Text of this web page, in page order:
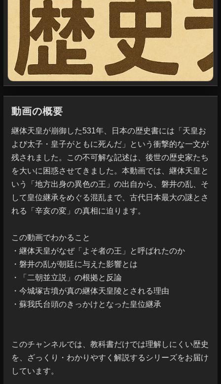
動画の概要
継体天皇が崩御した531年、日本の歴史書には「天皇お
よび太子・皇子がともに死んだ」という衝撃的な一文が
残されました。この不可解な記述は、後世の歴史家たち
を大いに困惑させてきました。本動画では、継体天皇と
いう「地方出身の異色の王」の出自から、磐井の乱、そ
して皇位継承をめぐる混乱まで、古代日本最大の謎とさ
れる「辛亥の変」の真相に迫ります。
この動画でわかること
・継体天皇がなぜ「よそ者の王」と呼ばれたのか
・磐井の乱が朝廷に与えた影響とは
・「二朝並立説」の根拠と反論
・今城塚古墳が真の継体天皇陵とされる理由
・蘇我氏台頭のきっかけとなった皇位継承
このチャンネルでは、教科書だけでは理解しにくい歴史
を、ざっくり・わかりやすく解説するシリーズをお届け
しています。